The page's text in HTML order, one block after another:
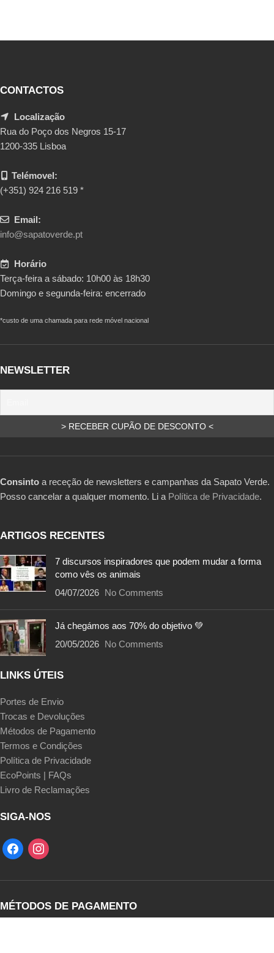
CONTACTOS
Localização
Rua do Poço dos Negros 15-17
1200-335 Lisboa
Telémovel:
(+351) 924 216 519 *
Email:
info@sapatoverde.pt
Horário
Terça-feira a sábado: 10h00 às 18h30
Domingo e segunda-feira: encerrado
*custo de uma chamada para rede móvel nacional
NEWSLETTER
Consinto a receção de newsletters e campanhas da Sapato Verde.
Posso cancelar a qualquer momento. Li a Política de Privacidade.
ARTIGOS RECENTES
7 discursos inspiradores que podem mudar a forma
como vês os animais
04/07/2026 No Comments
Já chegámos aos 70% do objetivo 💚
20/05/2026 No Comments
LINKS ÚTEIS
Portes de Envio
Trocas e Devoluções
Métodos de Pagamento
Termos e Condições
Política de Privacidade
EcoPoints | FAQs
Livro de Reclamações
SIGA-NOS
MÉTODOS DE PAGAMENTO